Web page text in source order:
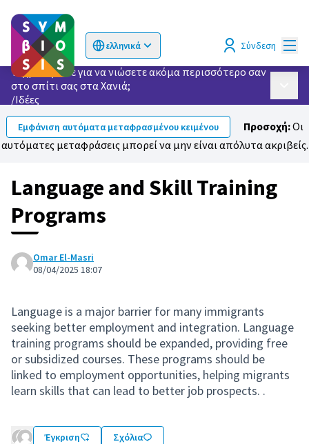
ελληνικά
Choose language Επιλογή γλώσσας Σύνδεση
Τι χρειάζεστε για να νιώσετε ακόμα περισσότερο σαν
στο σπίτι σας στα Χανιά;
/Ιδέες
Εμφάνιση αυτόματα μεταφρασμένου κειμένου Προσοχή:Οι
αυτόματες μεταφράσεις μπορεί να μην είναι απόλυτα ακριβείς.
Language and Skill Training
Programs
Omar El-Masri
08/04/2025 18:07
Language is a major barrier for many immigrants
seeking better employment and integration. Language
training programs should be expanded, providing free
or subsidized courses. These programs should be
linked to employment opportunities, helping migrants
learn skills that can lead to better job prospects. .
Έγκριση Σχόλια